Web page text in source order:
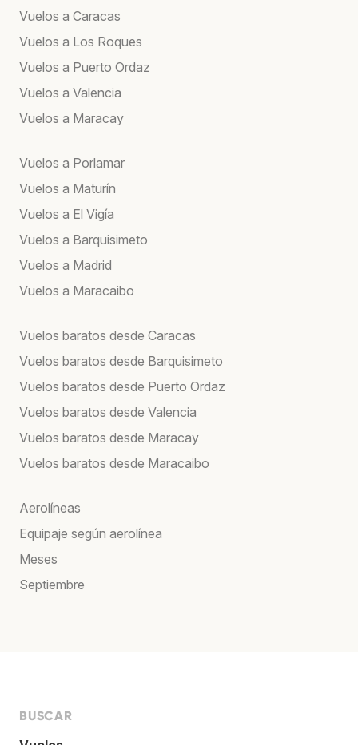
Vuelos a Caracas
Vuelos a Los Roques
Vuelos a Puerto Ordaz
Vuelos a Valencia
Vuelos a Maracay
Vuelos a Porlamar
Vuelos a Maturín
Vuelos a El Vigía
Vuelos a Barquisimeto
Vuelos a Madrid
Vuelos a Maracaibo
Vuelos baratos desde Caracas
Vuelos baratos desde Barquisimeto
Vuelos baratos desde Puerto Ordaz
Vuelos baratos desde Valencia
Vuelos baratos desde Maracay
Vuelos baratos desde Maracaibo
Aerolíneas
Equipaje según aerolínea
Meses
Septiembre
BUSCAR